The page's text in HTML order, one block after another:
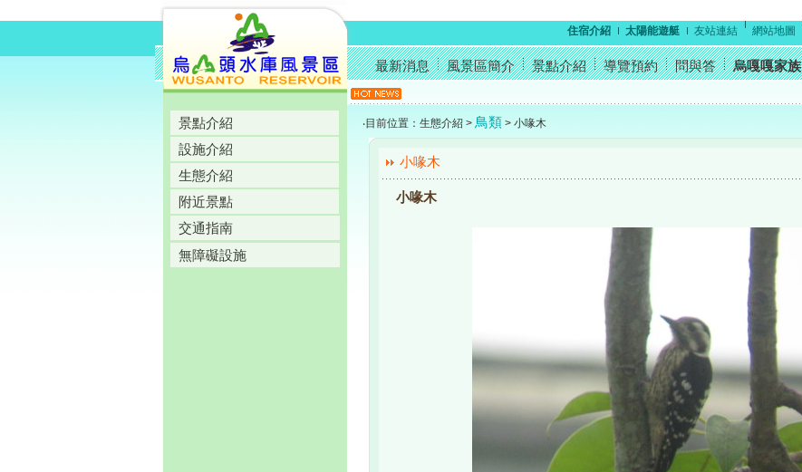
景點介紹
設施介紹
生態介紹
附近景點
交通指南
無障礙設施
住宿介紹 太陽能遊艇 友站連結 網站地圖
最新消息 風景區簡介 景點介紹 導覽預約 問與答 烏嘎嘎家族
‧目前位置：生態介紹 > 鳥類 > 小喙木
小喙木
小喙木